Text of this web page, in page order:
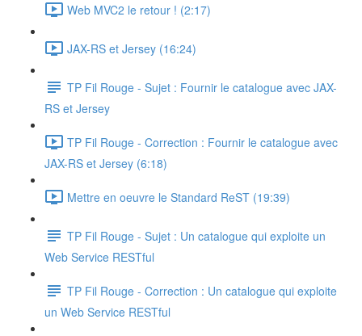
Web MVC2 le retour ! (2:17)
JAX-RS et Jersey (16:24)
TP Fil Rouge - Sujet : Fournir le catalogue avec JAX-
RS et Jersey
TP Fil Rouge - Correction : Fournir le catalogue avec
JAX-RS et Jersey (6:18)
Mettre en oeuvre le Standard ReST (19:39)
TP Fil Rouge - Sujet : Un catalogue qui exploite un
Web Service RESTful
TP Fil Rouge - Correction : Un catalogue qui exploite
un Web Service RESTful